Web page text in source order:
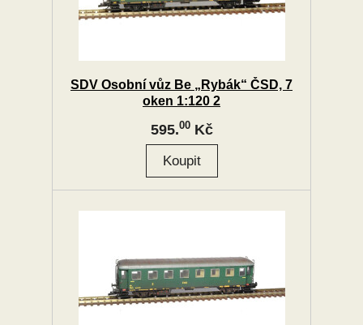
SDV Osobní vůz Be „Rybák“ ČSD, 7
oken 1:120 2
595.00Kč